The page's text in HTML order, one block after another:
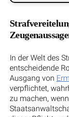
In der Welt des
entscheidende
Ausgang von
verpflichtet,
zu machen,